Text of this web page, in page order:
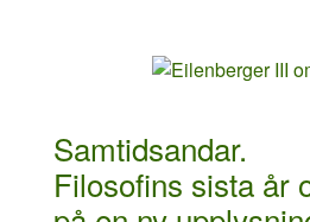
Samtidsandar.
Filosofins sista år